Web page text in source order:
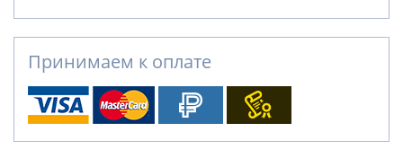
Принимаем к оплате